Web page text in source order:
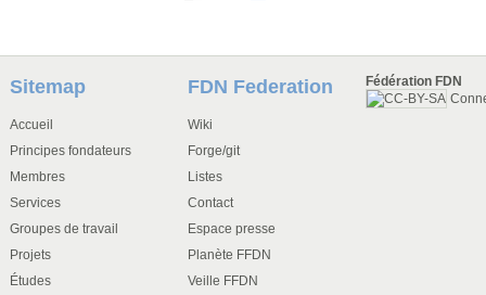
Sitemap
Accueil
Principes fondateurs
Membres
Services
Groupes de travail
Projets
Études
FDN Federation
Wiki
Forge/git
Listes
Contact
Espace presse
Planète FFDN
Veille FFDN
Fédération FDN